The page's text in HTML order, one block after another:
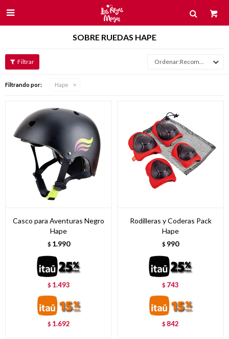

SOBRE RUEDAS HAPE
Recomendados
Filtrando por: Hape
Casco para Aventuras Negro
Hape
$ 1.990
$ 1.493
$ 1.692
Rodilleras y Coderas Pack
Hape
$ 990
$ 743
$ 842